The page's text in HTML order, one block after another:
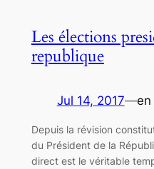
Les élections
republique
Jul 14, 2017—en
Depuis la révision
du Président de la
direct est le véritable